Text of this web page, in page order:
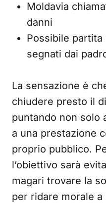
Moldavia
danni
Possibile
segnati dai
La sensazione è
chiudere presto il
puntando non solo
a una prestazione
proprio pubblico.
l’obiettivo sarà
magari trovare la
per ridare morale